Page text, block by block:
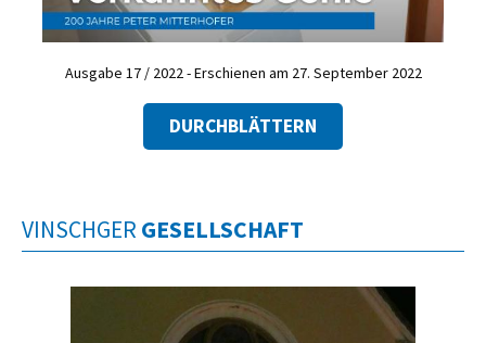
Ausgabe 17 / 2022 - Erschienen am 27. September 2022
DURCHBLÄTTERN
VINSCHGER GESELLSCHAFT